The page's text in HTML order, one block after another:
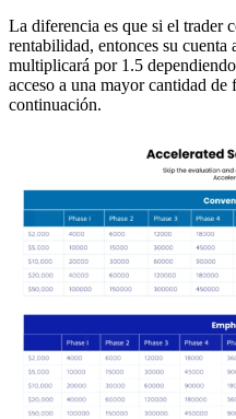
La diferencia es que si el trader
rentabilidad, entonces su cuenta
multiplicará por 1.5
acceso a una mayor cantidad de
continuación.